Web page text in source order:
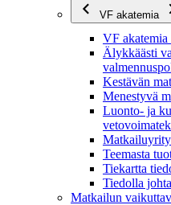
VF akatemia
VF akatemia
Älykkäästi
Kestävän
Menestyvä
Luonto- ja
Teemasta
Tiekartta
Tiedolla
Matkailun